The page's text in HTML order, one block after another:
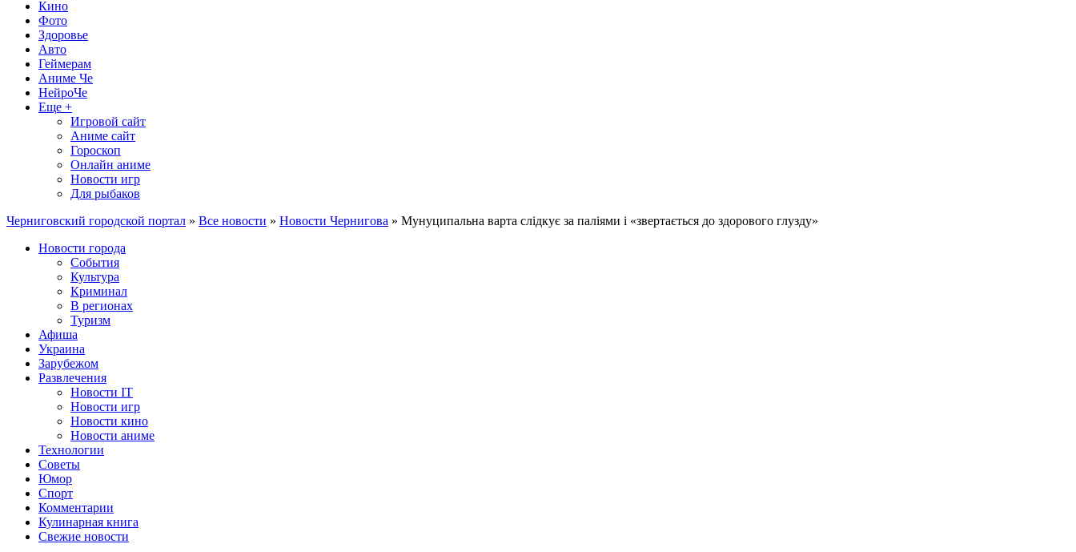
Кино
Фото
Здоровье
Авто
Геймерам
Аниме Че
НейроЧе
Еще +
Игровой сайт
Аниме сайт
Гороскоп
Онлайн аниме
Новости игр
Для рыбаков
Черниговский городской портал » Все новости » Новости Чернигова » Мунуципальна варта слідкує за паліями і «звертається до здорового глузду»
Новости города
События
Культура
Криминал
В регионах
Туризм
Афиша
Украина
Зарубежом
Развлечения
Новости IT
Новости игр
Новости кино
Новости аниме
Технологии
Советы
Юмор
Спорт
Комментарии
Кулинарная книга
Свежие новости